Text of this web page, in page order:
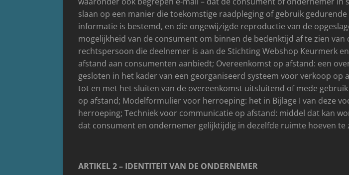
slaan op een manier die toekomstige raadpleging of gebruik
informatie is bestemd, en die ongewijzigde reproductie van de
mogelijkheid van de consument om binnen de bedenktijd af te zien
rechtspersoon die deelnemer is aan de Stichting Webshop Keurmerk
afstand aan consumenten aanbiedt; Overeenkomst op afstand: een
gesloten in het kader van een georganiseerd systeem voor verkoop
tot en met het sluiten van de overeenkomst uitsluitend of mede
op afstand; Modelformulier voor herroeping: het in Bijlage I van deze
herroeping; Techniek voor communicatie op afstand: middel dat kan
dat consument en ondernemer gelijktijdig in dezelfde ruimte hoeven te
ARTIKEL 2 – IDENTITEIT VAN DE ONDERNEMER